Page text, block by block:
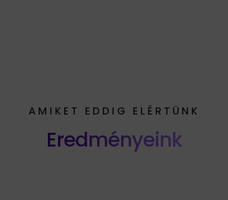
AMIKET EDDIG ELÉRTÜNK
Eredményeink